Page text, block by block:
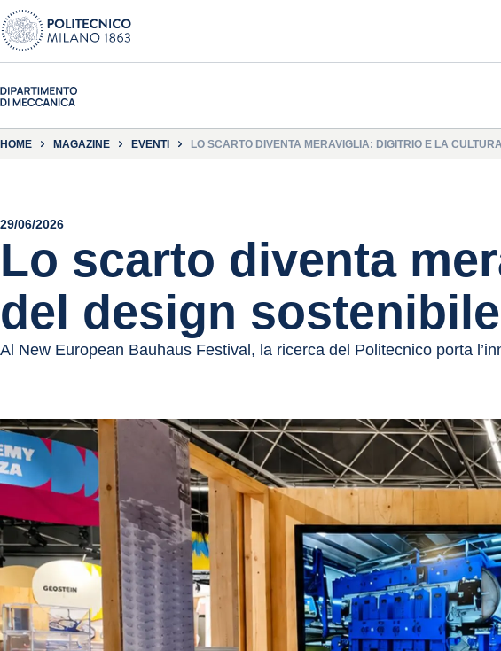
HOME MAGAZINE EVENTI LO SCARTO DIVENTA MERAVIGLIA: DIGITRIO E LA
29/06/2026
Lo scarto diventa
del design sostenibile
Al New European Bauhaus Festival, la ricerca del Politecnico porta